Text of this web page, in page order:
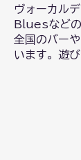
ヴォーカル
Bluesなど
全国のバー
います。遊び